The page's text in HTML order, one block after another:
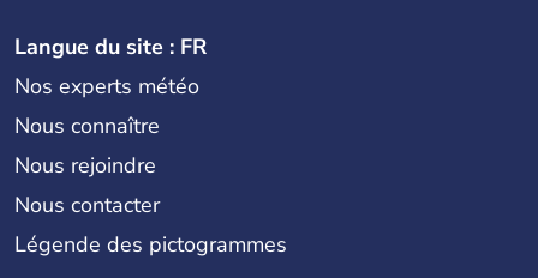
Langue du site : FR
Nos experts météo
Nous connaître
Nous rejoindre
Nous contacter
Légende des pictogrammes